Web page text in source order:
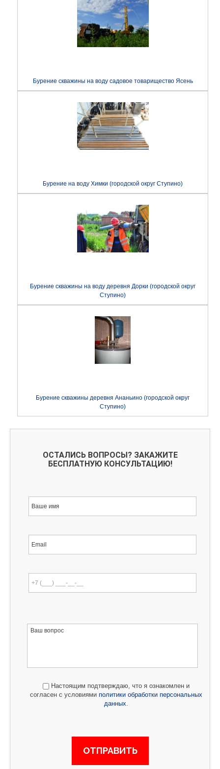
Бурение скважины на воду садовое товарищество Ясень
Бурение на воду Химки (городской округ Ступино)
Бурение скважины на воду деревня Дорки (городской округ
Ступино)
Бурение скважины деревня Ананьино (городской округ
Ступино)
ОСТАЛИСЬ ВОПРОСЫ? ЗАКАЖИТЕ
БЕСПЛАТНУЮ КОНСУЛЬТАЦИЮ!
Настоящим подтверждаю, что я ознакомлен и
согласен с условиями политики обработки персональных
данных.